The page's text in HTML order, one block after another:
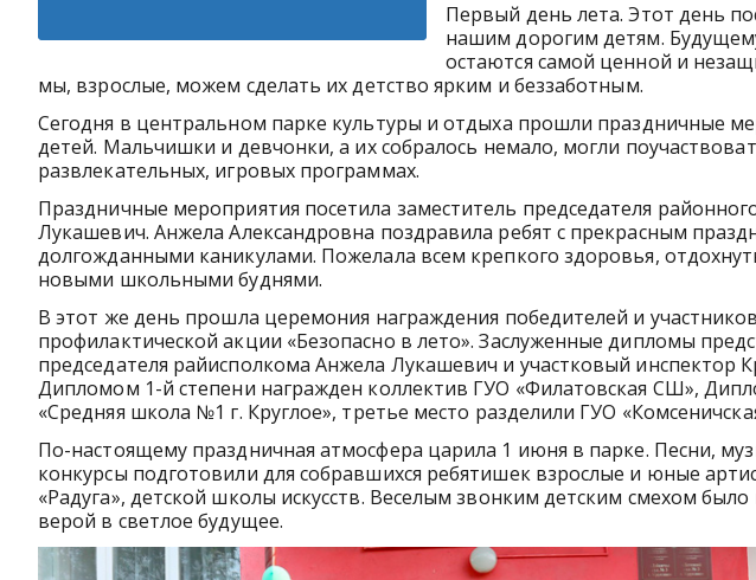
Первый день лета. Этот день
нашим дорогим детям.
остаются самой ценной и
мы, взрослые, можем сделать их детство ярким и беззаботным.
Сегодня в центральном парке культуры и отдыха прошли праздничные
детей. Мальчишки и девчонки, а их собралось немало, могли
развлекательных, игровых программах.
Праздничные мероприятия посетила заместитель председателя
Лукашевич. Анжела Александровна поздравила ребят с прекрасным
долгожданными каникулами. Пожелала всем крепкого здоровья,
новыми школьными буднями.
В этот же день прошла церемония награждения победителей и
профилактической акции «Безопасно в лето». Заслуженные дипломы
председателя райисполкома Анжела Лукашевич и участковый инспектор
Дипломом 1-й степени награжден коллектив ГУО «Филатовская СШ»,
«Средняя школа №1 г. Круглое», третье место разделили ГУО
По-настоящему праздничная атмосфера царила 1 июня в парке. Песни,
конкурсы подготовили для собравшихся ребятишек взрослые и юные
«Радуга», детской школы искусств. Веселым звонким детским смехом
верой в светлое будущее.